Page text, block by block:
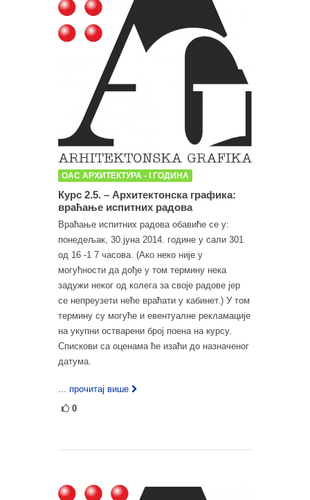
ОАС АРХИТЕКТУРА - I ГОДИНА
Курс 2.5. – Архитектонска графика:
враћање испитних радова
Враћање испитних радова обавиће се у:
понедељак, 30.јуна 2014. године у сали 301
од 16 -1 7 часова. (Ако неко није у
могућности да дође у том термину нека
задужи неког од колега за своје радове јер
се непреузети неће враћати у кабинет.) У том
термину су могуће и евентуалне рекламације
на укупни остварени број поена на курсу.
Спискови са оценама ће изаћи до назначеног
датума.
... прочитај више
0